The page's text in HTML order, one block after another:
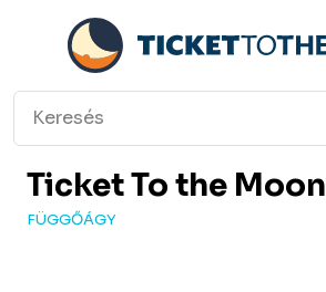
Ticket To the Moon
FÜGGŐÁGY